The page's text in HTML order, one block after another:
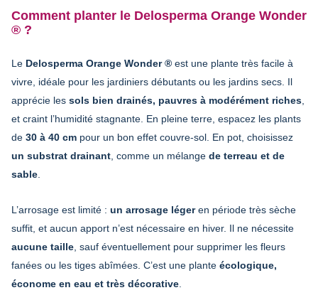
Comment planter le Delosperma Orange Wonder
® ?
Le Delosperma Orange Wonder ® est une plante très facile à
vivre, idéale pour les jardiniers débutants ou les jardins secs. Il
apprécie les sols bien drainés, pauvres à modérément riches
et craint l’humidité stagnante. En pleine terre, espacez les plants
de 30 à 40 cm pour un bon effet couvre-sol. En pot, choisissez
un substrat drainant , comme un mélange de terreau et de
sable
L’arrosage est limité : un arrosage légeren période très sèche
suffit, et aucun apport n’est nécessaire en hiver. Il ne nécessite
aucune taille , sauf éventuellement pour supprimer les fleurs
fanées ou les tiges abîmées. C’est une plante écologique,
économe en eau et très décorative